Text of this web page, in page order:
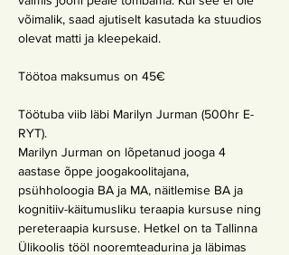
võimalik, saad ajutiselt kasutada ka stuudios
olevat matti ja kleepekaid.
Töötoa maksumus on 45€
Töötuba viib läbi Marilyn Jurman (500hr E-
RYT).
Marilyn Jurman on lõpetanud jooga 4
aastase õppe joogakoolitajana,
psühholoogia BA ja MA, näitlemise BA ja
kognitiiv-käitumusliku teraapia kursuse ning
pereteraapia kursuse. Hetkel on ta Tallinna
Ülikoolis tööl nooremteadurina ja läbimas